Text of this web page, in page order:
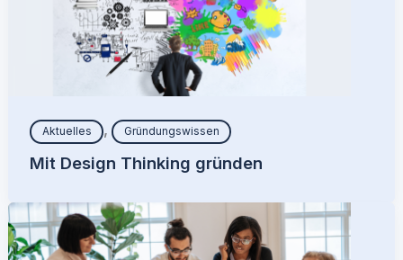
Aktuelles , Gründungswissen
Mit Design Thinking gründen